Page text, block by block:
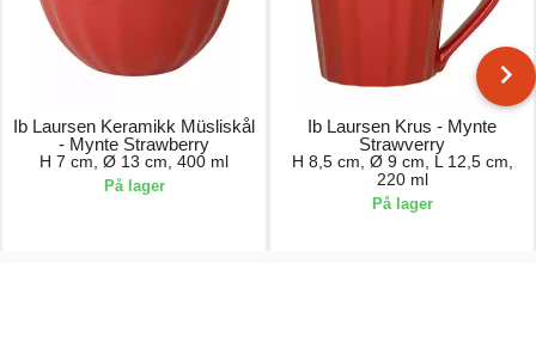
Ib Laursen Keramikk Müsliskål
- Mynte Strawberry
H 7 cm, Ø 13 cm, 400 ml
På lager
Ib Laursen Krus - Mynte
Strawverry
H 8,5 cm, Ø 9 cm, L 12,5 cm,
220 ml
På lager